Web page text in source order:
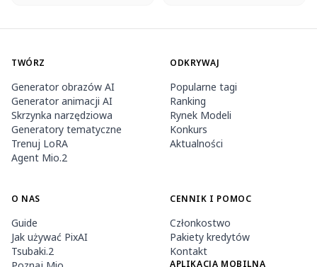
TWÓRZ
Generator obrazów AI
Generator animacji AI
Skrzynka narzędziowa
Generatory tematyczne
Trenuj LoRA
Agent Mio.2
ODKRYWAJ
Popularne tagi
Ranking
Rynek Modeli
Konkurs
Aktualności
O NAS
Guide
Jak używać PixAI
Tsubaki.2
CENNIK I POMOC
Członkostwo
Pakiety kredytów
Kontakt
APLIKACJA MOBILNA